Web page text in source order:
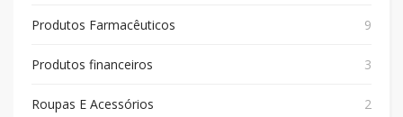
Produtos Farmacêuticos 9
Produtos financeiros 3
Roupas E Acessórios 2